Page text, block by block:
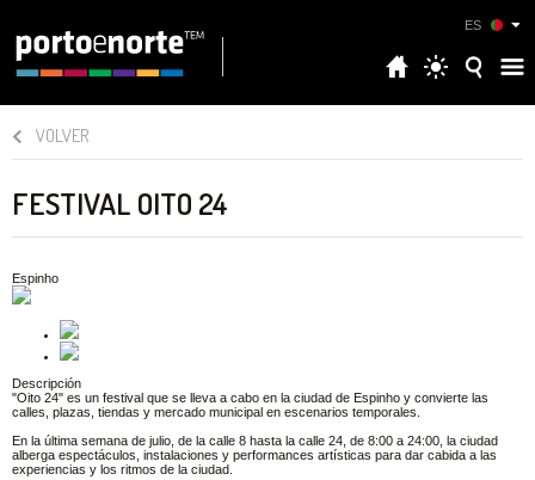
ES
VOLVER
FESTIVAL OITO 24
Espinho
Descripción
"Oito 24" es un festival que se lleva a cabo en la ciudad de Espinho y convierte las
calles, plazas, tiendas y mercado municipal en escenarios temporales.
En la última semana de julio, de la calle 8 hasta la calle 24, de 8:00 a 24:00, la ciudad
alberga espectáculos, instalaciones y performances artísticas para dar cabida a las
experiencias y los ritmos de la ciudad.